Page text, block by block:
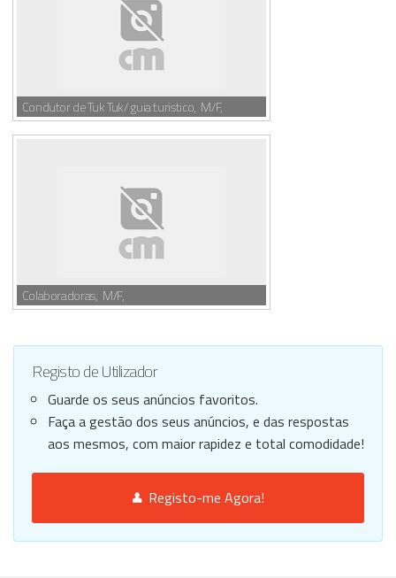
Condutor de Tuk Tuk/ guia turistico, M/F,
Colaboradoras, M/F,
Registo de Utilizador
Guarde os seus anúncios favoritos.
Faça a gestão dos seus anúncios, e das respostas
aos mesmos, com maior rapidez e total comodidade!
Registo-me Agora!